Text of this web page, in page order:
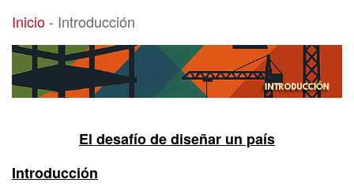
Introducción
Inicio- Introducción
El desafío de diseñar un país
Introducción